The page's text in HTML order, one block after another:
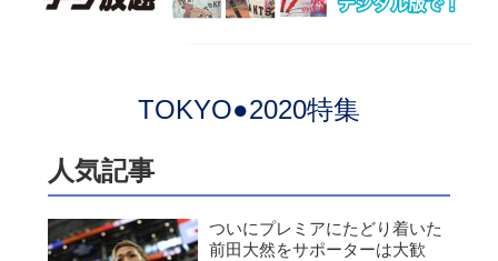
TOKYO●2020特集
人気記事
ついにプレミアにたどり着いた
前田大然をサポーターは大歓